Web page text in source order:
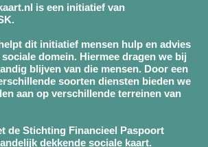
is een initiatief van
dit initiatief mensen hulp en advies
domein. Hiermee dragen we bij
blijven van die mensen. Door een
soorten diensten bieden we
aan op verschillende terreinen van
de Stichting Financieel Paspoort
dekkende sociale kaart.